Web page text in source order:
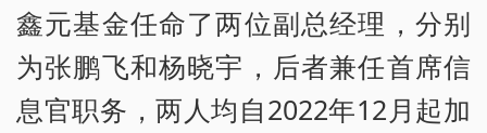
鑫元基金任命了两位副总经理，分别
为张鹏飞和杨晓宇，后者兼任首席信
息官职务，两人均自2022年12月起加